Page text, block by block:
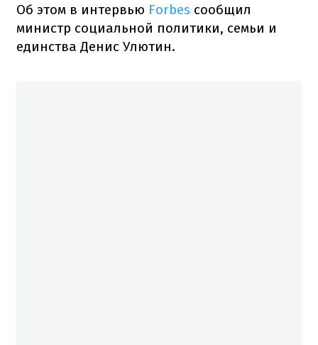
Об этом в интервью Forbes сообщил
министр социальной политики, семьи и
единства Денис Улютин.